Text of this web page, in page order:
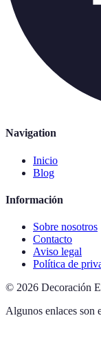
Navigation
Inicio
Blog
Información
Sobre nosotros
Contacto
Aviso legal
Política de
© 2026 Decoración
Algunos enlaces son